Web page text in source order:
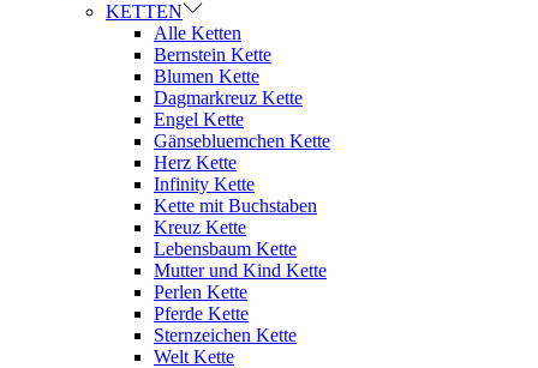
KETTEN
Alle Ketten
Bernstein Kette
Blumen Kette
Dagmarkreuz Kette
Engel Kette
Gänsebluemchen Kette
Herz Kette
Infinity Kette
Kette mit Buchstaben
Kreuz Kette
Lebensbaum Kette
Mutter und Kind Kette
Perlen Kette
Pferde Kette
Sternzeichen Kette
Welt Kette